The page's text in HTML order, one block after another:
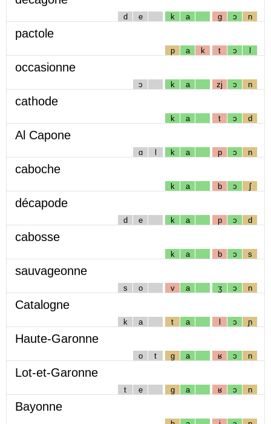
d e k a g ɔ n
pactole
p a k t ɔ l
occasionne
ɔ k a zj ɔ n
cathode
k a t ɔ d
Al Capone
ɑ l k a p ɔ n
caboche
k a b ɔ ʃ
décapode
d e k a p ɔ d
cabosse
k a b ɔ s
sauvageonne
s o v a ʒ ɔ n
Catalogne
k a t a l ɔ ɲ
Haute-Garonne
o t g a ʁ ɔ n
Lot-et-Garonne
t e g a ʁ ɔ n
Bayonne